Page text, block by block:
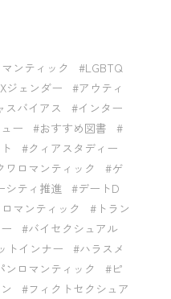
ンティック
#LGBTQ
ジェンダー
#アウティ
スバイアス
#インター
ー #おすすめ図書
#
#クィアスタディー
ワロマンティック
#ゲ
シティ推進 #デートD
マンティック
#トラン
#バイセクシュアル
トインナー
#ハラスメ
ンロマンティック
#ピ
#フィクトセクシュア